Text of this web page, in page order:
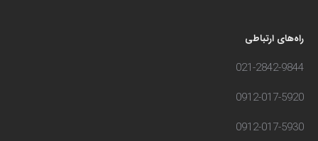
راه‌های ارتباطی
021-2842-9844
0912-017-5920
0912-017-5930